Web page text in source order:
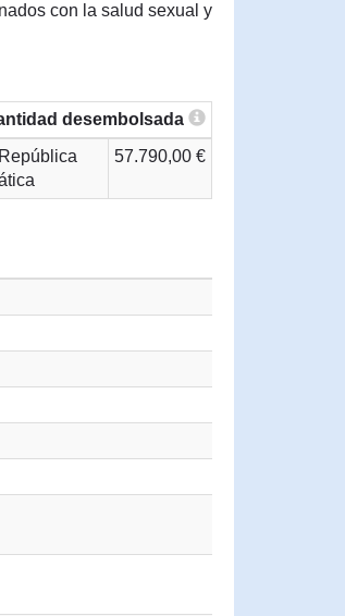
con la salud sexual y
desembolsada
57.790,00 €